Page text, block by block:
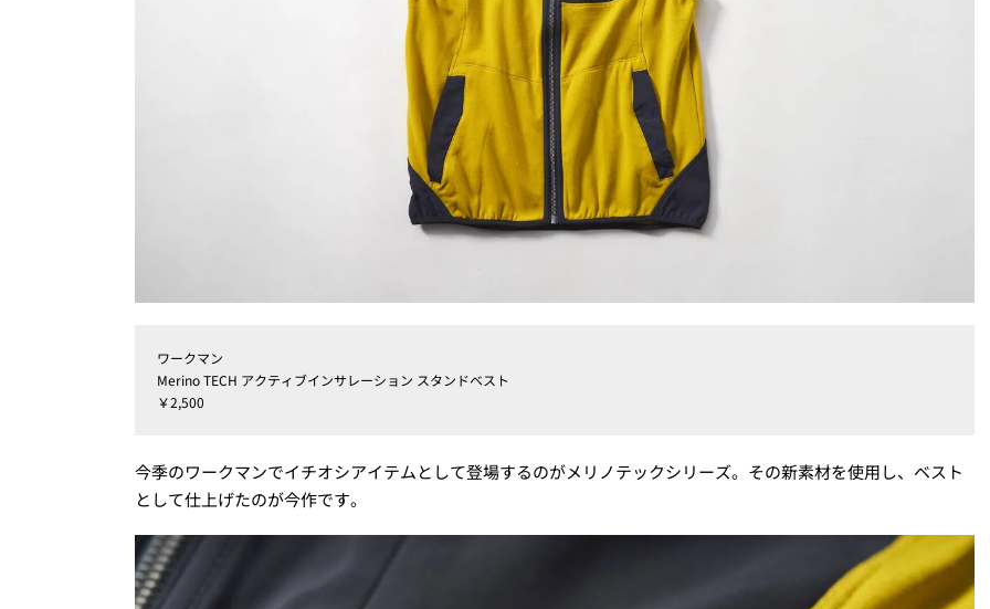
ワークマン
Merino TECH アクティブインサレーション スタンドベスト
￥2,500
今季のワークマンでイチオシアイテムとして登場するのがメリノテックシリーズ。その新素材を使用し、ベスト
として仕上げたのが今作です。